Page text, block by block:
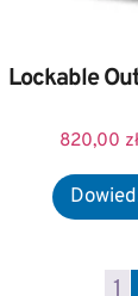
Lockable
820,00 zł
1